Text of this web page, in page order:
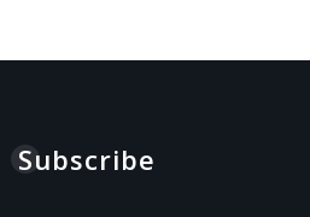
Subscribe